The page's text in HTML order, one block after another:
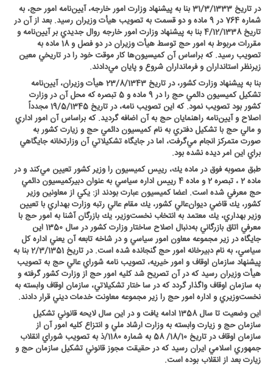
در تاريخ 31/3/1333 بنا به پيشنهاد وزارت امور خارجه، آيين‌نامه امور حج، به
شماره 764 در 9 ماده و دو قسمت به تصويب هيأت وزيران رسيد. بعد از آن در
تاريخ 4/12/1338 بنا به پيشنهاد وزارت امور خارجه روال جديدي بر آيين‌نامه و
مقررات مربوط به امور حج توسط هيأت وزيران در دو فصل و 18 ماده به
تصويب رسيد. كه براساس آن كميسيون‌ها كار موقت خود را در تاريخي معين
زيرنظر استانداران و فرمانداران شروع و پايان مي‌دادند.
بنا به پيشنهاد وزارت كشور، در تاريخ 23/8/1343 هيأت وزيران، آيين‌نامه
تشكيل كميسيون دائمي حج را در 9 ماده و 5 تبصره كه محل آن در وزارت
كشور بود تصويب نمود. كه اين تصويب نامه، در تاريخ 19/5/1345 مجدداً
اصلاح و آيين‌نامه راهنمايان حج به آن اضافه گرديد. كه براساس آن امور اداري
و مالي حج با تشكيل دفتري به نام كميسيون‌ دائمي حج و زيارت كشور به
صورت متمركز انجام مي‌گرفت، اما در جايگاه تشكيلاتي آن وزارتخانه جايگاهي
براي اين امر ديده نشده بود.
طبق مصوبه فوق در ماده يك، رييس كميسيون را وزير كشور تعيين مي‌كند و در
ماده 2 ، تبصره 2 و ماده 4 رييس اداره سياسي به عنوان دبيركميسيون دائمي
حج معرفي شده است. اعضا كميسيون عبارت بودند از: يكي از معاونين وزير
كشور، يك قاضي ديوان‌عالي كشور، يك مقام عالي رتبه وزارت بهداري با تعيين
وزير بهداري، يك معتمد به انتخاب نخست‌وزير، يك بازرگان آشنا به امور حج با
معرفي اتاق بازرگاني به‌دنبال اصلاح ساختار وزارت كشور در سال 1350 اين
جايگاه در زير مجموعه معاون امور سياسي و در شاخه تابعه آن يعني اداره كل
سياسي، به‌ نام دبيرخانه امور حج گنجانده شده است. در تاريخ 2/3/1351 بنا به
پيشنهاد سازمان اوقاف و امور خيريه، تصويب نامه شوراي عالي حج به تصويب
هيأت وزيران رسيد كه در آن تصريح شد كليه امور حج از وزارت كشور گرفته و
به سازمان اوقاف واگذار گردد كه در سا ختار تشكيلاتي، سازمان اوقاف وابسته به
نخست‌وزيري و اداره امور حج را زير مجموعه معاونت خدمات ديني قرار دادند.
اين وضعيت تا سال 1358 ادامه يافت و در اين سال لايحه قانوني تشكيل
سازمان حج و زيارت وابسته به وزارت ارشاد ملي و انتزاع كليه امور آن از
سازمان اوقاف در تاريخ 18/10/ 58 به شماره 1180/ذ به تصويب شوراي انقلاب
جمهوري اسلامي ايران رسيد كه در حقيقت مجوز قانوني تشكيل سازمان حج و
زيارت بعد از انقلاب بوده است.